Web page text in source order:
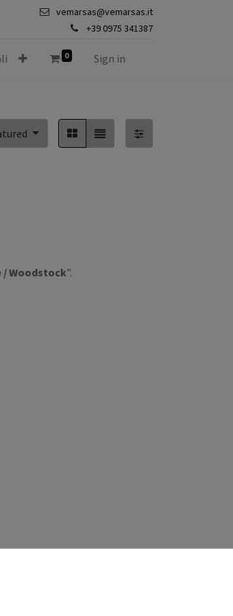
vemarsas@vemarsas.it
+39 0975 341387
0 Sign in
/ Woodstock".